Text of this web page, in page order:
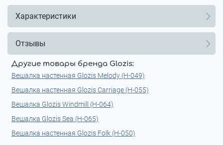
Характеристики
Отзывы
Другие товары бренда Glozis:
Вешалка настенная Glozis Melody (H-049)
Вешалка настенная Glozis Carriage (H-055)
Вешалка Glozis Windmill (H-064)
Вешалка Glozis Sea (H-065)
Вешалка настенная Glozis Folk (H-050)